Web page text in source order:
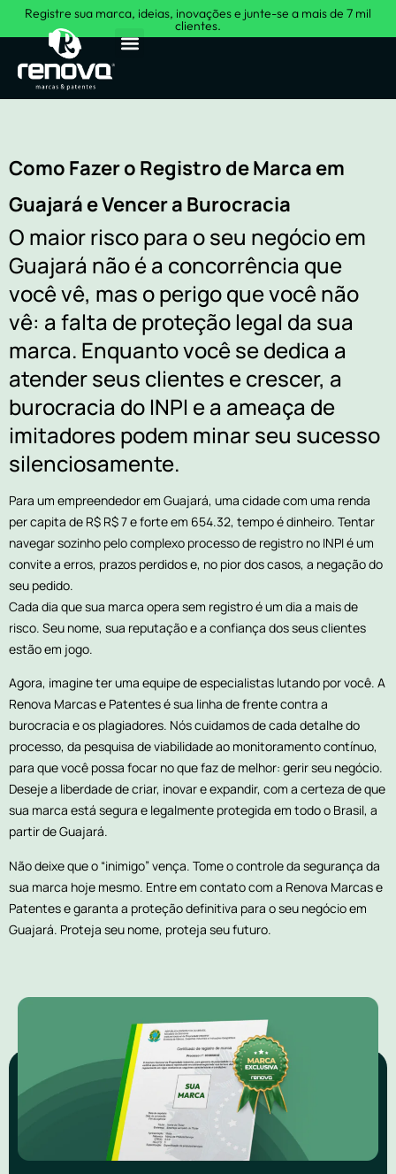
Registre sua marca, ideias, inovações e junte-se a mais de 7 mil
clientes.
Como Fazer o Registro de Marca em
Guajará e Vencer a Burocracia
O maior risco para o seu negócio em
Guajará não é a concorrência que
você vê, mas o perigo que você não
vê: a falta de proteção legal da sua
marca. Enquanto você se dedica a
atender seus clientes e crescer, a
burocracia do INPI e a ameaça de
imitadores podem minar seu sucesso
silenciosamente.
Para um empreendedor em Guajará, uma cidade com uma renda
per capita de R$ R$ 7 e forte em 654.32, tempo é dinheiro. Tentar
navegar sozinho pelo complexo processo de registro no INPI é um
convite a erros, prazos perdidos e, no pior dos casos, a negação do
seu pedido.
Cada dia que sua marca opera sem registro é um dia a mais de
risco. Seu nome, sua reputação e a confiança dos seus clientes
estão em jogo.
Agora, imagine ter uma equipe de especialistas lutando por você. A
Renova Marcas e Patentes é sua linha de frente contra a
burocracia e os plagiadores. Nós cuidamos de cada detalhe do
processo, da pesquisa de viabilidade ao monitoramento contínuo,
para que você possa focar no que faz de melhor: gerir seu negócio.
Deseje a liberdade de criar, inovar e expandir, com a certeza de que
sua marca está segura e legalmente protegida em todo o Brasil, a
partir de Guajará.
Não deixe que o “inimigo” vença. Tome o controle da segurança da
sua marca hoje mesmo. Entre em contato com a Renova Marcas e
Patentes e garanta a proteção definitiva para o seu negócio em
Guajará. Proteja seu nome, proteja seu futuro.